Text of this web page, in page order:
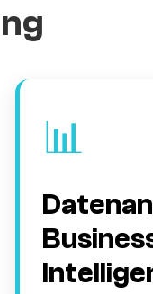
📊